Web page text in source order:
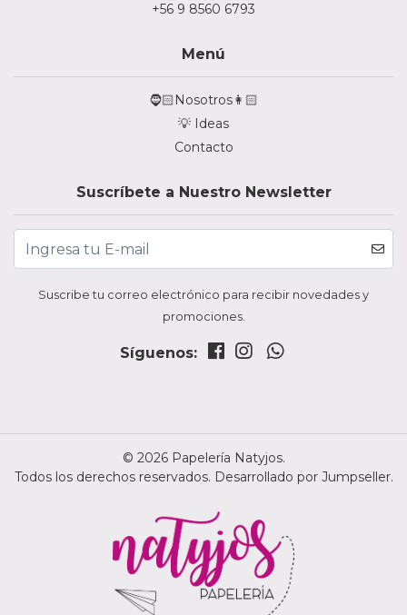
+56 9 8560 6793
Menú
🧔🏻Nosotros👩🏻
💡 Ideas
Contacto
Suscríbete a Nuestro Newsletter
Suscribe tu correo electrónico para recibir novedades y
promociones.
Síguenos:
© 2026 Papelería Natyjos.
Todos los derechos reservados. Desarrollado por Jumpseller.